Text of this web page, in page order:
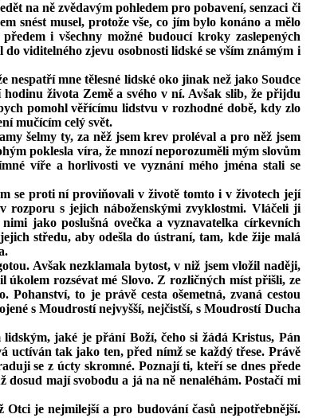
na ně zvědavým pohledem pro pobavení, senzaci či
snést musel, protože vše, co jím bylo konáno a mělo
i všechny možné budoucí kroky zaslepených
viditelného zjevu osobnosti lidské se vším známým i
nespatří mne tělesné lidské oko jinak než jako Soudce
života Země a svého v ní. Avšak slib, že přijdu
pomohl věřícímu lidstvu v rozhodné době, kdy zlo
mučícím celý svět.
šelmy ty, za něž jsem krev proléval a pro něž jsem
poklesla víra, že mnozí neporozuměli mým slovům
víře a horlivosti ve vyznání mého jména stali se
se proti ní proviňovali v životě tomto i v životech její
s jejich náboženskými zvyklostmi. Vláčeli ji
jako poslušná ovečka a vyznavatelka církevních
středu, aby odešla do ústraní, tam, kde žije malá
Avšak nezklamala bytost, v niž jsem vložil naději,
úkolem rozsévat mé Slovo. Z rozličných míst přišli, ze
to je právě cesta ošemetná, zvaná cestou
s Moudrostí nejvyšší, nejčistší, s Moudrostí Ducha
jaké je přání Boží, čeho si žádá Kristus, Pán
uctíván tak jako ten, před nímž se každý třese. Právě
se z úcty skromné. Poznají ti, kteří se dnes přede
mají svobodu a já na ně nenaléhám. Postačí mi
je nejmilejší a pro budování časů nejpotřebnější.